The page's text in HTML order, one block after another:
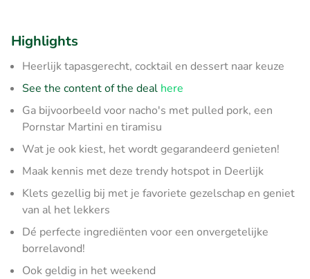
Highlights
Heerlijk tapasgerecht, cocktail en dessert naar keuze
See the content of the deal here
Ga bijvoorbeeld voor nacho's met pulled pork, een
Pornstar Martini en tiramisu
Wat je ook kiest, het wordt gegarandeerd genieten!
Maak kennis met deze trendy hotspot in Deerlijk
Klets gezellig bij met je favoriete gezelschap en geniet
van al het lekkers
Dé perfecte ingrediënten voor een onvergetelijke
borrelavond!
Ook geldig in het weekend